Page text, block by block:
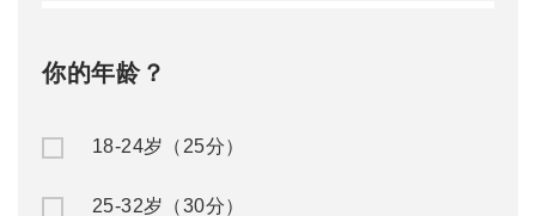
你的年龄？
18-24岁（25分）
25-32岁（30分）